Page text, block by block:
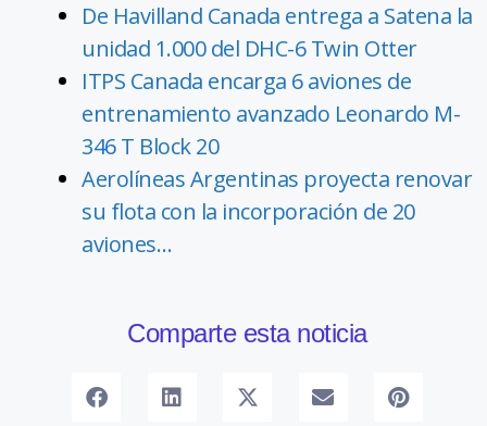
De Havilland Canada entrega a Satena la
unidad 1.000 del DHC-6 Twin Otter
ITPS Canada encarga 6 aviones de
entrenamiento avanzado Leonardo M-
346 T Block 20
Aerolíneas Argentinas proyecta renovar
su flota con la incorporación de 20
aviones…
Comparte esta noticia